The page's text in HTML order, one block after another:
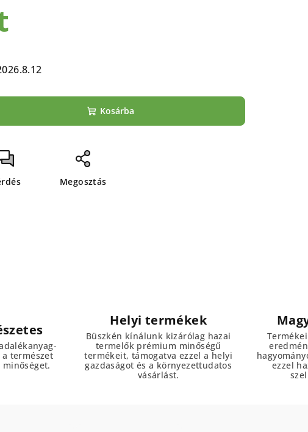
Kosárba
Megosztás
természet
Helyi termékek
Büszkén kínálunk kizárólag hazai
termelők prémium minőségű
termékeit, támogatva ezzel a helyi
gazdaságot és a környezettudatos
vásárlást.
ezzel